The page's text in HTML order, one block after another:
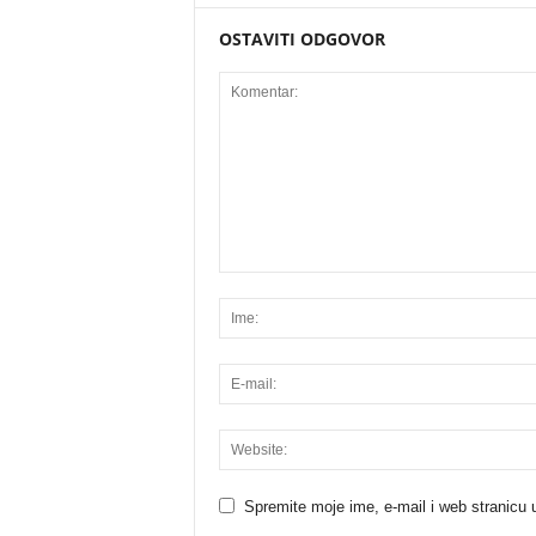
OSTAVITI ODGOVOR
Spremite moje ime, e-mail i web stranicu